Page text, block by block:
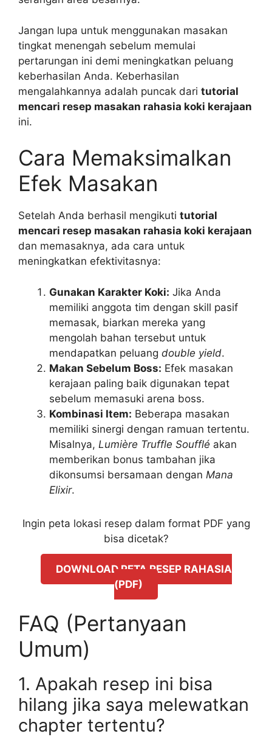
Jangan lupa untuk menggunakan masakan
tingkat menengah sebelum memulai
pertarungan ini demi meningkatkan peluang
keberhasilan Anda. Keberhasilan
mengalahkannya adalah puncak dari tutorial
mencari resep masakan rahasia koki kerajaan
ini.
Cara Memaksimalkan
Efek Masakan
Setelah Anda berhasil mengikuti tutorial
mencari resep masakan rahasia koki kerajaan
dan memasaknya, ada cara untuk
meningkatkan efektivitasnya:
Gunakan Karakter Koki: Jika Anda
memiliki anggota tim dengan skill pasif
memasak, biarkan mereka yang
mengolah bahan tersebut untuk
mendapatkan peluang double yield.
Makan Sebelum Boss: Efek masakan
kerajaan paling baik digunakan tepat
sebelum memasuki arena boss.
Kombinasi Item: Beberapa masakan
memiliki sinergi dengan ramuan tertentu.
Misalnya, Lumière Truffle Soufflé akan
memberikan bonus tambahan jika
dikonsumsi bersamaan dengan Mana
Elixir.
Ingin peta lokasi resep dalam format PDF yang
bisa dicetak?
DOWNLOAD PETA RESEP RAHASIA
(PDF)
FAQ (Pertanyaan
Umum)
1. Apakah resep ini bisa
hilang jika saya melewatkan
chapter tertentu?